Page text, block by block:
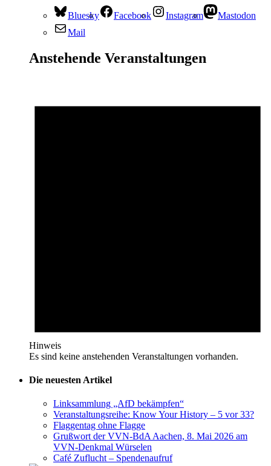
Bluesky Facebook Instagram
Mastodon
Mail
Anstehende Veranstaltungen
Hinweis
Es sind keine anstehenden Veranstaltungen vorhanden.
Die neuesten Artikel
Linksammlung „AfD bekämpfen“
Veranstaltungsreihe: Know Your History – 5 vor 33?
Flaggentag ohne Flagge
Grußwort der VVN-BdA Aachen, 8. Mai 2026 am
VVN-Denkmal Würselen
Café Zuflucht – Spendenaufruf